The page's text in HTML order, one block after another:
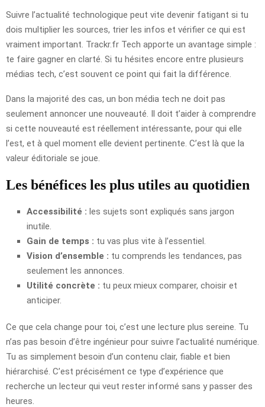
Suivre l’actualité technologique peut vite devenir fatigant si tu
dois multiplier les sources, trier les infos et vérifier ce qui est
vraiment important. Trackr.fr Tech apporte un avantage simple :
te faire gagner en clarté. Si tu hésites encore entre plusieurs
médias tech, c’est souvent ce point qui fait la différence.
Dans la majorité des cas, un bon média tech ne doit pas
seulement annoncer une nouveauté. Il doit t’aider à comprendre
si cette nouveauté est réellement intéressante, pour qui elle
l’est, et à quel moment elle devient pertinente. C’est là que la
valeur éditoriale se joue.
Les bénéfices les plus utiles au quotidien
Accessibilité : les sujets sont expliqués sans jargon
inutile.
Gain de temps : tu vas plus vite à l’essentiel.
Vision d’ensemble : tu comprends les tendances, pas
seulement les annonces.
Utilité concrète : tu peux mieux comparer, choisir et
anticiper.
Ce que cela change pour toi, c’est une lecture plus sereine. Tu
n’as pas besoin d’être ingénieur pour suivre l’actualité numérique.
Tu as simplement besoin d’un contenu clair, fiable et bien
hiérarchisé. C’est précisément ce type d’expérience que
recherche un lecteur qui veut rester informé sans y passer des
heures.